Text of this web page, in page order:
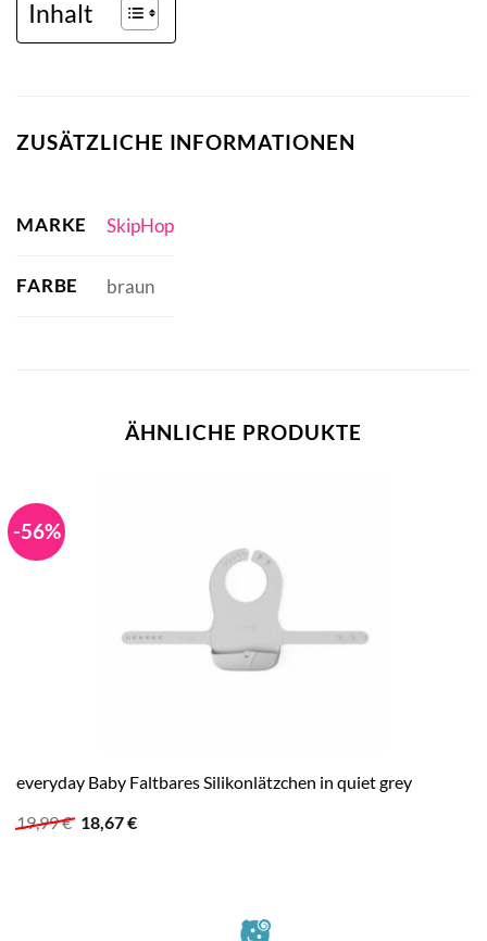
Inhalt
ZUSÄTZLICHE INFORMATIONEN
MARKE SkipHop
FARBE braun
ÄHNLICHE PRODUKTE
-56%
everyday Baby Faltbares Silikonlätzchen in quiet grey
19,99€ Ursprünglicher
18,67€Aktueller